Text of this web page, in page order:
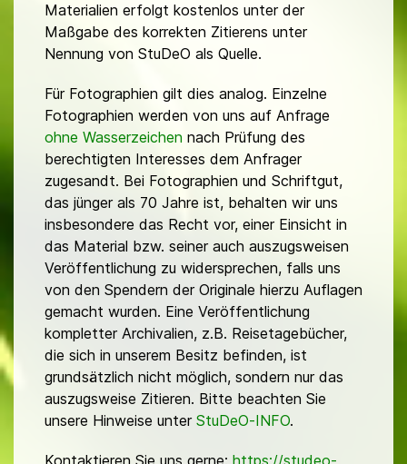
Materialien erfolgt kostenlos unter der
Maßgabe des korrekten Zitierens unter
Nennung von StuDeO als Quelle.
Für Fotographien gilt dies analog. Einzelne
Fotographien werden von uns auf Anfrage
ohne Wasserzeichen nach Prüfung des
berechtigten Interesses dem Anfrager
zugesandt. Bei Fotographien und Schriftgut,
das jünger als 70 Jahre ist, behalten wir uns
insbesondere das Recht vor, einer Einsicht in
das Material bzw. seiner auch auszugsweisen
Veröffentlichung zu widersprechen, falls uns
von den Spendern der Originale hierzu Auflagen
gemacht wurden. Eine Veröffentlichung
kompletter Archivalien, z.B. Reisetagebücher,
die sich in unserem Besitz befinden, ist
grundsätzlich nicht möglich, sondern nur das
auszugsweise Zitieren. Bitte beachten Sie
unsere Hinweise unter StuDeO-INFO.